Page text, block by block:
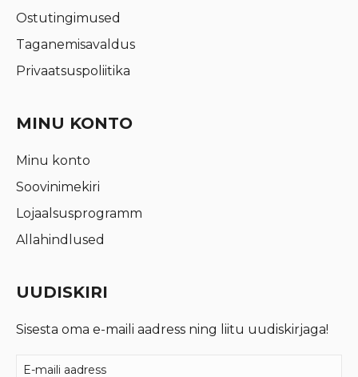
Ostutingimused
Taganemisavaldus
Privaatsuspoliitika
MINU KONTO
Minu konto
Soovinimekiri
Lojaalsusprogramm
Allahindlused
UUDISKIRI
Sisesta oma e-maili aadress ning liitu uudiskirjaga!